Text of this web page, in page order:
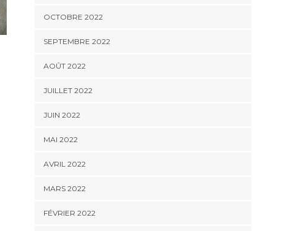
OCTOBRE 2022
SEPTEMBRE 2022
AOÛT 2022
JUILLET 2022
JUIN 2022
MAI 2022
AVRIL 2022
MARS 2022
FÉVRIER 2022